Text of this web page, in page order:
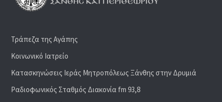
Τράπεζα της Αγάπης
Κοινωνικό Ιατρείο
Κατασκηνώσεις Ιεράς Μητροπόλεως Ξάνθης στην Δρυμιά
Ραδιoφωνικός Σταθμός Διακονία fm 93,8